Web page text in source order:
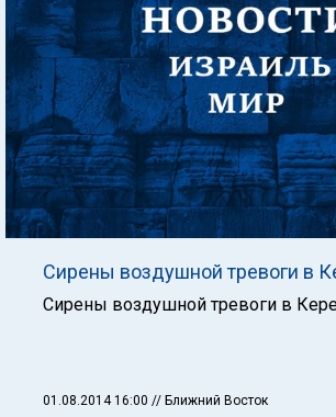
Сирены воздушной тревоги в
Сирены воздушной тревоги в
01.08.2014 16:00 // Ближний Восток